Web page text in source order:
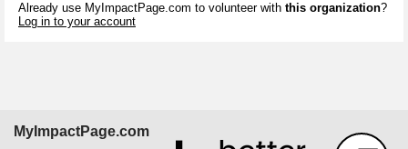
Already use MyImpactPage.com to volunteer with this organization?
Log in to your account
MyImpactPage.com